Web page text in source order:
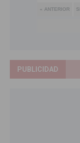
PUBLICIDAD